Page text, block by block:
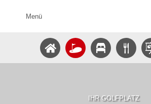
Menü
IHR GOLFPLATZ